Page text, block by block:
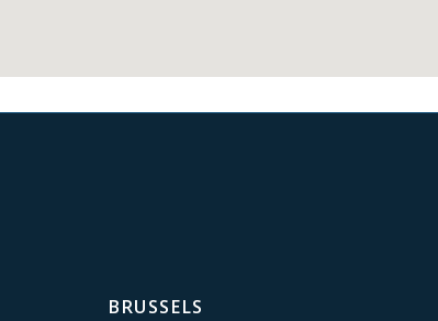
BRUSSELS